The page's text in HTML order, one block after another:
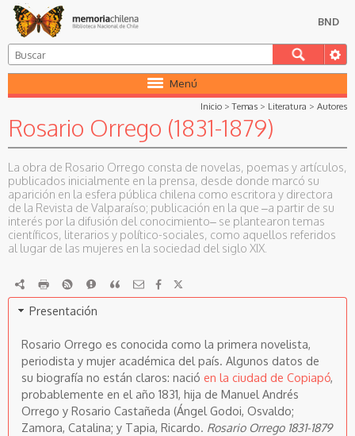
BND
Menú
Inicio >Temas > Literatura > Autores
Rosario Orrego (1831-1879)
La obra de Rosario Orrego consta de novelas, poemas y artículos,
publicados inicialmente en la prensa, desde donde marcó su
aparición en la esfera pública chilena como escritora y directora
de la Revista de Valparaíso; publicación en la que –a partir de su
interés por la difusión del conocimiento– se plantearon temas
científicos, literarios y político-sociales, como aquellos referidos
al lugar de las mujeres en la sociedad del siglo XIX.
RDF imprimirRSS ReportarCitar
Presentación
Rosario Orrego es conocida como la primera novelista,
periodista y mujer académica del país. Algunos datos de
su biografía no están claros: nació en la ciudad de Copiapó,
probablemente en el año 1831, hija de Manuel Andrés
Orrego y Rosario Castañeda (Ángel Godoi, Osvaldo;
Zamora, Catalina; y Tapia, Ricardo. Rosario Orrego 1831-1879